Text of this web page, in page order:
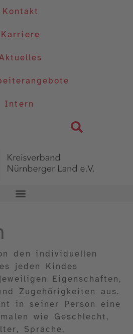
Kontakt
Karriere
Intern
den individuellen
jeden Kindes
Eigenschaften,
Zugehörigkeiten aus.
in seiner Person eine
wie Geschlecht,
Sprache,